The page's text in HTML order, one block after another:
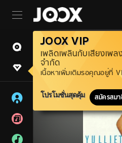
JOOX VIP
เพลิดเพลินกับเสียงเพล
จำกัด
เนื้อหาเพิ่มเติมรอคุณอยู่ที่
โปรโมชั่นสุดคุ้ม สมัครสม